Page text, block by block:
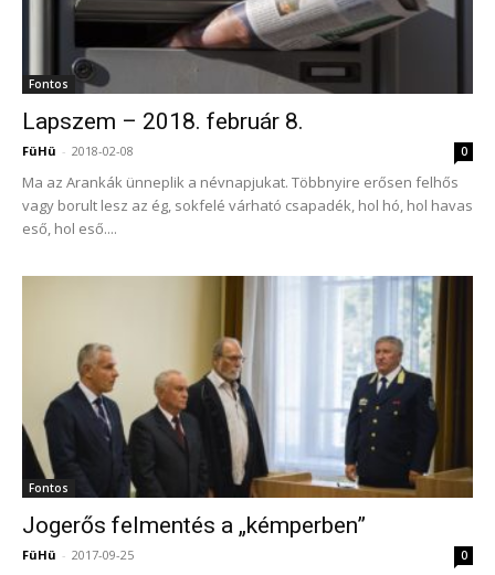
Fontos
Lapszem – 2018. február 8.
FüHü - 2018-02-08 0
Ma az Arankák ünneplik a névnapjukat. Többnyire erősen felhős
vagy borult lesz az ég, sokfelé várható csapadék, hol hó, hol havas
eső, hol eső....
Fontos
Jogerős felmentés a „kémperben”
FüHü - 2017-09-25 0